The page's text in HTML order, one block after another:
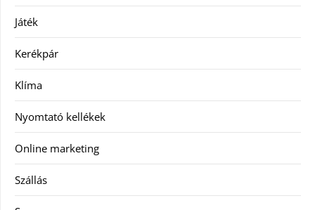
Játék
Kerékpár
Klíma
Nyomtató kellékek
Online marketing
Szállás